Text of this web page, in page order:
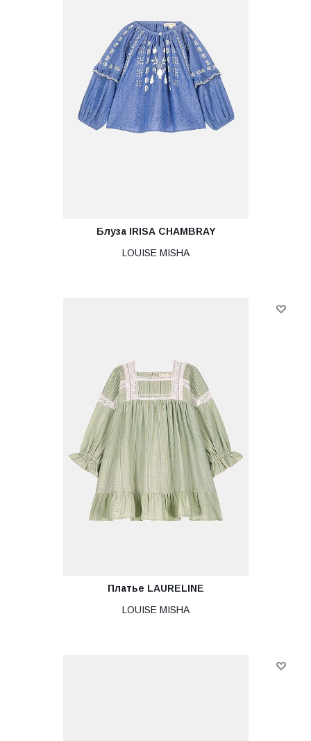
Блуза IRISA CHAMBRAY
LOUISE MISHA
Платье LAURELINE
LOUISE MISHA